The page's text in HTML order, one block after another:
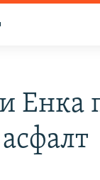
Енка